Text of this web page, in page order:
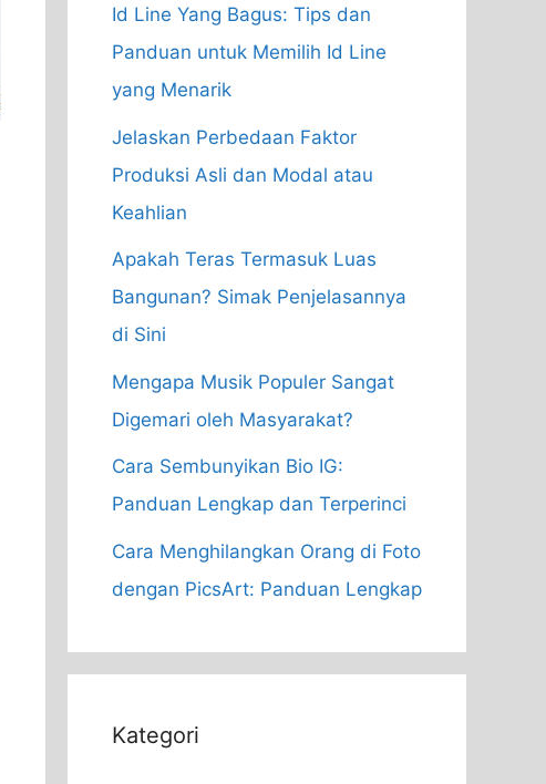
Id Line Yang Bagus: Tips dan
Panduan untuk Memilih Id Line
yang Menarik
Jelaskan Perbedaan Faktor
Produksi Asli dan Modal atau
Keahlian
Apakah Teras Termasuk Luas
Bangunan? Simak Penjelasannya
di Sini
Mengapa Musik Populer Sangat
Digemari oleh Masyarakat?
Cara Sembunyikan Bio IG:
Panduan Lengkap dan Terperinci
Cara Menghilangkan Orang di Foto
dengan PicsArt: Panduan Lengkap
Kategori